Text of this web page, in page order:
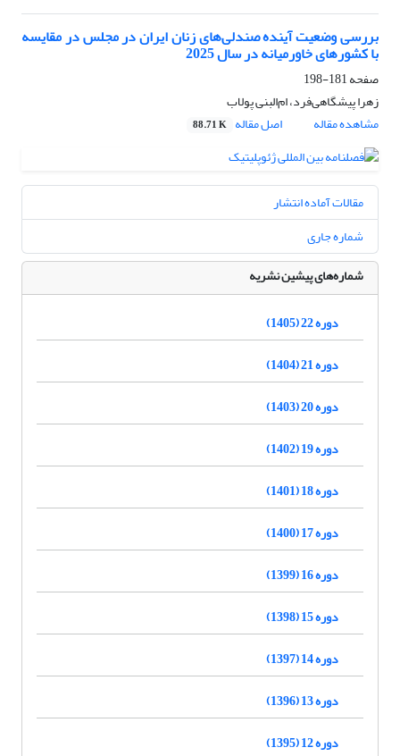
بررسی وضعیت آینده صندلی‌های زنان ایران در مجلس در مقایسه
با کشورهای خاورمیانه در سال 2025
صفحه181-198
زهرا پیشگاهی‌فرد، ام‌البنی پولاب
مشاهده مقاله
اصل مقاله 88.71 K
مقالات آماده انتشار
شماره جاری
شماره‌های پیشین نشریه
دوره 22 (1405)
دوره 21 (1404)
دوره 20 (1403)
دوره 19 (1402)
دوره 18 (1401)
دوره 17 (1400)
دوره 16 (1399)
دوره 15 (1398)
دوره 14 (1397)
دوره 13 (1396)
دوره 12 (1395)